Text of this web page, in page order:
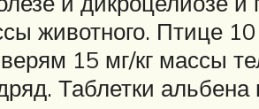
животного. Птице
15 мг/кг массы
Таблетки